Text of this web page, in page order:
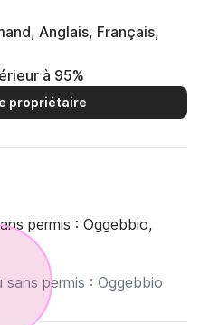
Anglais, Français,
à 95%
propriétaire
permis : Oggebbio,